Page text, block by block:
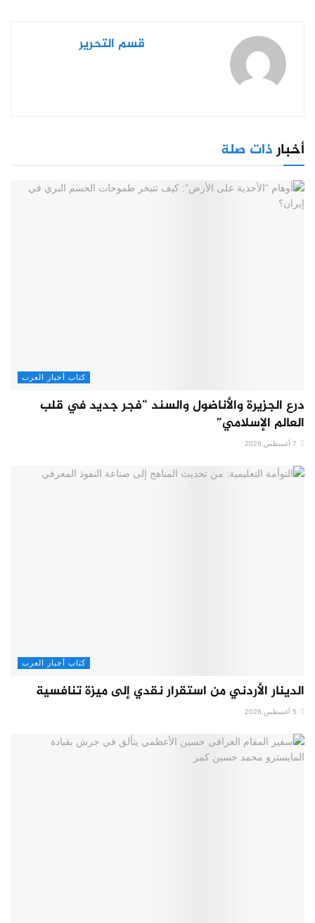
قسم التحرير
أخبارذات صلة
كتاب أخبار العرب
درع الجزيرة والأناضول والسند “فجر جديد في قلب
العالم الإسلامي”
كتاب أخبار العرب
الدينار الأردني من استقرار نقدي إلى ميزة تنافسية